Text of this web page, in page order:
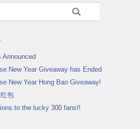
Announced
New Year Giveaway has Ended
New Year Hong Bao Giveaway!
包
to the lucky 300 fans!!